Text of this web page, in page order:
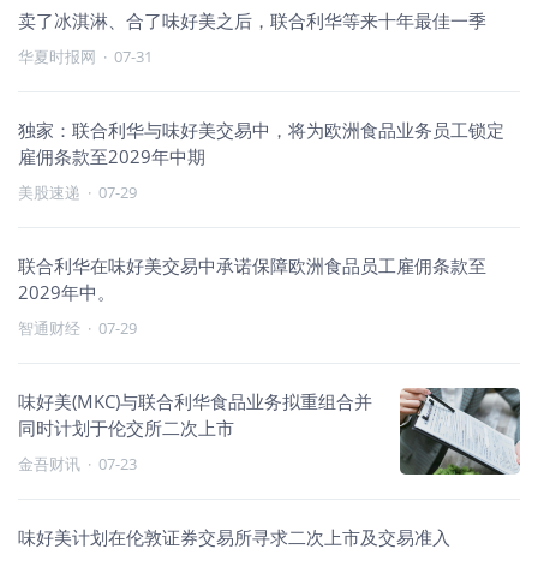
卖了冰淇淋、合了味好美之后，联合利华等来十年最佳一季
华夏时报网 · 07-31
独家：联合利华与味好美交易中，将为欧洲食品业务员工锁定
雇佣条款至2029年中期
美股速递 · 07-29
联合利华在味好美交易中承诺保障欧洲食品员工雇佣条款至
2029年中。
智通财经 · 07-29
味好美(MKC)与联合利华食品业务拟重组合并
同时计划于伦交所二次上市
金吾财讯 · 07-23
味好美计划在伦敦证券交易所寻求二次上市及交易准入